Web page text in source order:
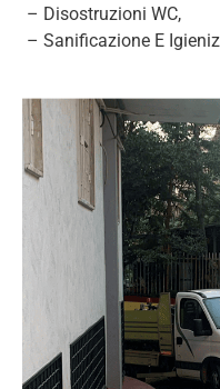
– Disostruzioni WC,
– Sanificazione E